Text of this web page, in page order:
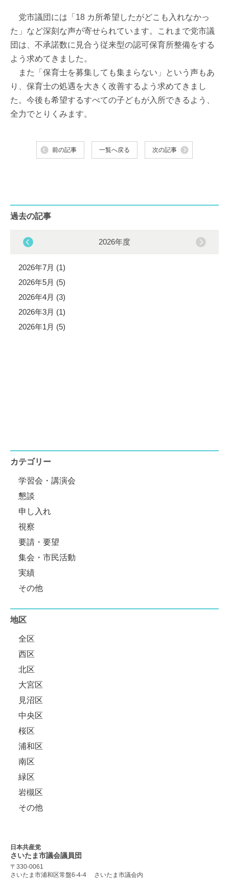
党市議団には「18 カ所希望したがどこも入れなかっ
た」など深刻な声が寄せられています。これまで党市議
団は、不承諾数に見合う従来型の認可保育所整備をする
よう求めてきました。
また「保育士を募集しても集まらない」という声もあ
り、保育士の処遇を大きく改善するよう求めてきまし
た。今後も希望するすべての子どもが入所できるよう、
全力でとりくみます。
前の記事 一覧へ戻る 次の記事
過去の記事
2026年度
2026年7月 (1)
2026年5月 (5)
2026年4月 (3)
2026年3月 (1)
2026年1月 (5)
カテゴリー
学習会・講演会
懇談
申し入れ
視察
要請・要望
集会・市民活動
実績
その他
地区
全区
西区
北区
大宮区
見沼区
中央区
桜区
浦和区
南区
緑区
岩槻区
その他
日本共産党
さいたま市議会議員団
〒330-0061
さいたま市浦和区常盤6-4-4
さいたま市議会内